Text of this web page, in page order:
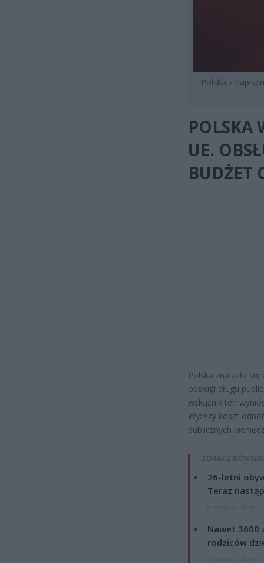
Polska z
POLSKA
UE.
BUDŻET
Polska znalazła
obsługi długu
wskaźnik ten
Wyższy koszt
publicznych
ZOBACZ
26-letni
Teraz
Nawet 3600
rodziców